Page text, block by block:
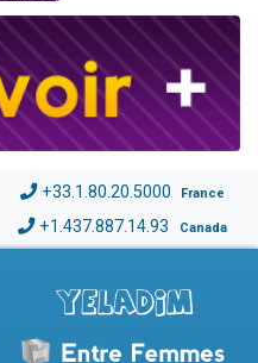
+33.1.80.20.5000 France
+1.437.887.14.93 Canada